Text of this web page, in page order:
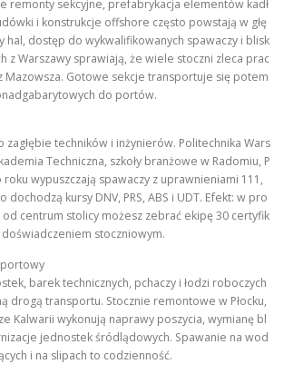
remonty sekcyjne, prefabrykacja elementów kadł
i konstrukcje offshore często powstają w głę
hal, dostęp do wykwalifikowanych spawaczy i blisk
z Warszawy sprawiają, że wiele stoczni zleca prac
Mazowsza. Gotowe sekcje transportuje się potem
do portów.
zagłębie techników i inżynierów. Politechnika Wars
Techniczna, szkoły branżowe w Radomiu, P
roku wypuszczają spawaczy z uprawnieniami 111,
dochodzą kursy DNV, PRS, ABS i UDT. Efekt: w pro
centrum stolicy możesz zebrać ekipę 30 certyfik
stoczniowym.
barek technicznych, pchaczy i łodzi roboczych
drogą transportu. Stocznie remontowe w Płocku,
Kalwarii wykonują naprawy poszycia, wymianę bl
jednostek śródlądowych. Spawanie na wod
i na slipach to codzienność.